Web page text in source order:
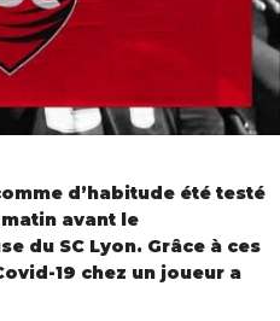
d’habitude été testé
avant le
du SC Lyon. Grâce à ces
19 chez un joueur a